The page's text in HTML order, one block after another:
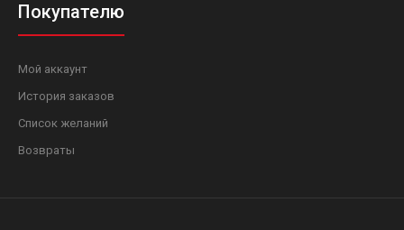
Покупателю
Мой аккаунт
История заказов
Список желаний
Возвраты